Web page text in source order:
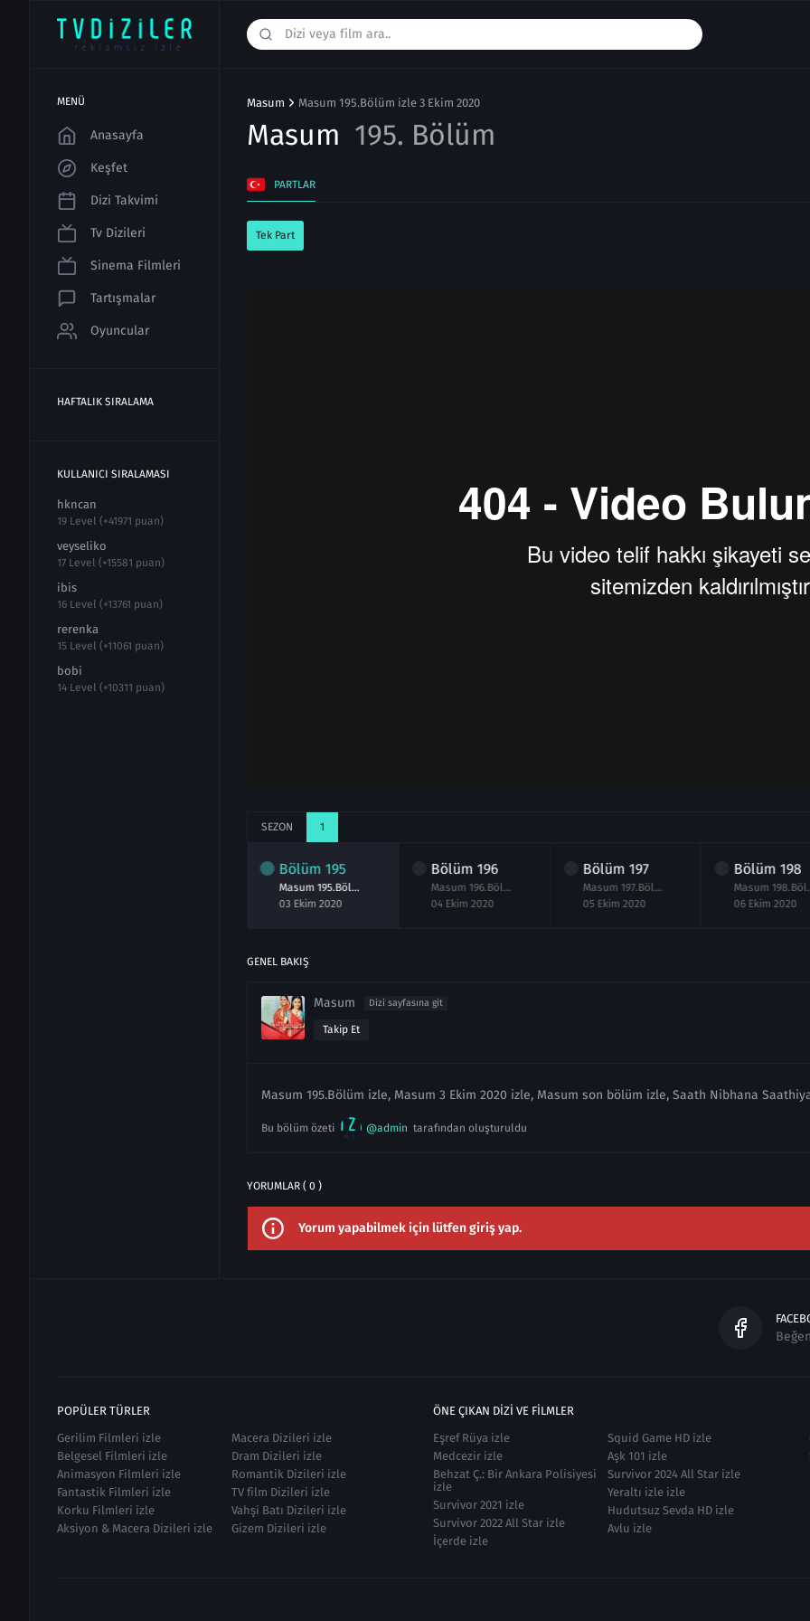
MENÜ
Anasayfa
Keşfet
Dizi Takvimi
Tv Dizileri
Sinema Filmleri
Tartışmalar
Oyuncular
HAFTALIK SIRALAMA
KULLANICI SIRALAMASI
hkncan
19 Level (+41971 puan)
veyseliko
17 Level (+15581 puan)
ibis
16 Level (+13761 puan)
rerenka
15 Level (+11061 puan)
bobi
14 Level (+10311 puan)
Masum Masum 195.Bölüm izle 3 Ekim 2020
Masum 195. Bölüm
PARTLAR
Tek Part
SEZON 1
Bölüm 195
Masum 195.Bölüm izle 3 Ekim 2020
03 Ekim 2020
Bölüm 196
Masum 196.Bölüm izle 4 Ekim 2020
04 Ekim 2020
Bölüm 197
Masum 197.Bölüm izle 5 Ekim 2020
05 Ekim 2020
Bölüm 198
Masum
06 Ekim 2020
GENEL BAKIŞ
Masum Dizi sayfasına git
Takip Et
Masum 195.Bölüm izle, Masum 3 Ekim 2020 izle, Masum son bölüm izle, Saath Nibhana
Bu bölüm özeti @admin tarafından oluşturuldu
YORUMLAR ( 0 )
Yorum yapabilmek için lütfen giriş yap.
Beğen
POPÜLER TÜRLER
Gerilim Filmleri izle
Belgesel Filmleri izle
Animasyon Filmleri izle
Fantastik Filmleri izle
Korku Filmleri izle
Aksiyon & Macera Dizileri izle
Macera Dizileri izle
Dram Dizileri izle
Romantik Dizileri izle
TV film Dizileri izle
Vahşi Batı Dizileri izle
Gizem Dizileri izle
ÖNE ÇIKAN DIZI VE FILMLER
Eşref Rüya izle
Medcezir izle
Behzat Ç.: Bir Ankara Polisiyesi
izle
Survivor 2021 izle
Survivor 2022 All Star izle
İçerde izle
Squid Game HD izle
Aşk 101 izle
Survivor 2024 All Star izle
Yeraltı izle izle
Hudutsuz Sevda HD izle
Avlu izle